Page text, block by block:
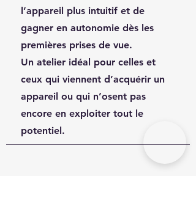
l’appareil plus intuitif et de
gagner en autonomie dès les
premières prises de vue.
Un atelier idéal pour celles et
ceux qui viennent d’acquérir un
appareil ou qui n’osent pas
encore en exploiter tout le
potentiel.